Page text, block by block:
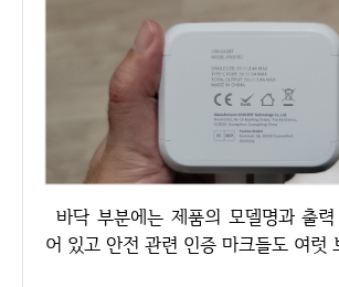
바닥 부분에는 제품의 모델명과 출력 스팩이 표기되
어 있고 안전 관련 인증 마크들도 여럿